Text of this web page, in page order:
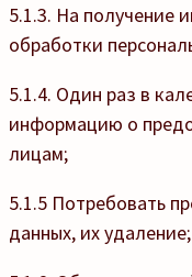
5.1.3. На получение
обработки
5.1.4. Один раз в
информацию о
лицам;
5.1.5 Потребовать
данных, их удаление;